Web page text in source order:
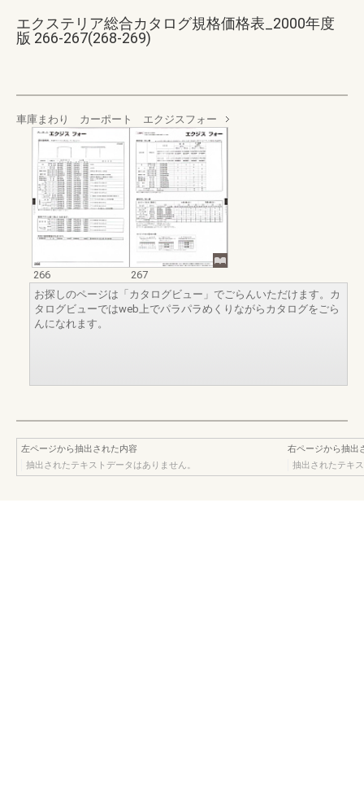
エクステリア総合カタログ規格価格表_2000年度
版 266-267(268-269)
車庫まわり カーポート エクジスフォー
266
267
お探しのページは「カタログビュー」でごらんいただけます。カ
タログビューではweb上でパラパラめくりながらカタログをごら
んになれます。
左ページから抽出された内容
抽出されたテキストデータはありません。
右ページから抽出
抽出されたテキ